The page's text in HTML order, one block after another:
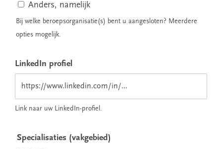
Anders, namelijk
Bij welke beroepsorganisatie(s) bent u aangesloten? Meerdere
opties mogelijk.
LinkedIn profiel
Link naar uw LinkedIn-profiel.
Specialisaties (vakgebied)